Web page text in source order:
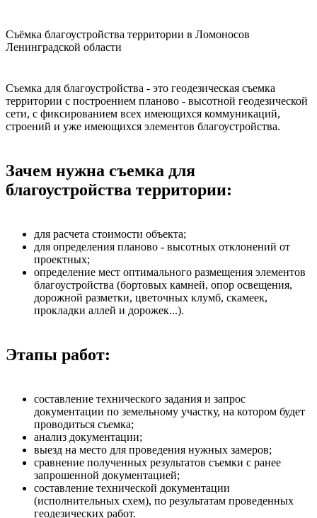
Съёмка благоустройства территории в Ломоносов
Ленинградской области
Съемка для благоустройства - это геодезическая съемка
территории с построением планово - высотной геодезической
сети, с фиксированием всех имеющихся коммуникаций,
строений и уже имеющихся элементов благоустройства.
Зачем нужна съемка для
благоустройства территории:
для расчета стоимости объекта;
для определения планово - высотных отклонений от
проектных;
определение мест оптимального размещения элементов
благоустройства (бортовых камней, опор освещения,
дорожной разметки, цветочных клумб, скамеек,
прокладки аллей и дорожек...).
Этапы работ:
составление технического задания и запрос
документации по земельному участку, на котором будет
проводиться съемка;
анализ документации;
выезд на место для проведения нужных замеров;
сравнение полученных результатов съемки с ранее
запрошенной документацией;
составление технической документации
(исполнительных схем), по результатам проведенных
геодезических работ.